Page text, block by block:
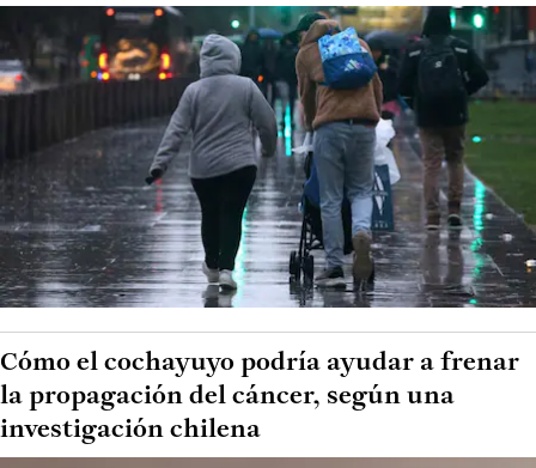
Cómo el cochayuyo podría ayudar a frenar
la propagación del cáncer, según una
investigación chilena